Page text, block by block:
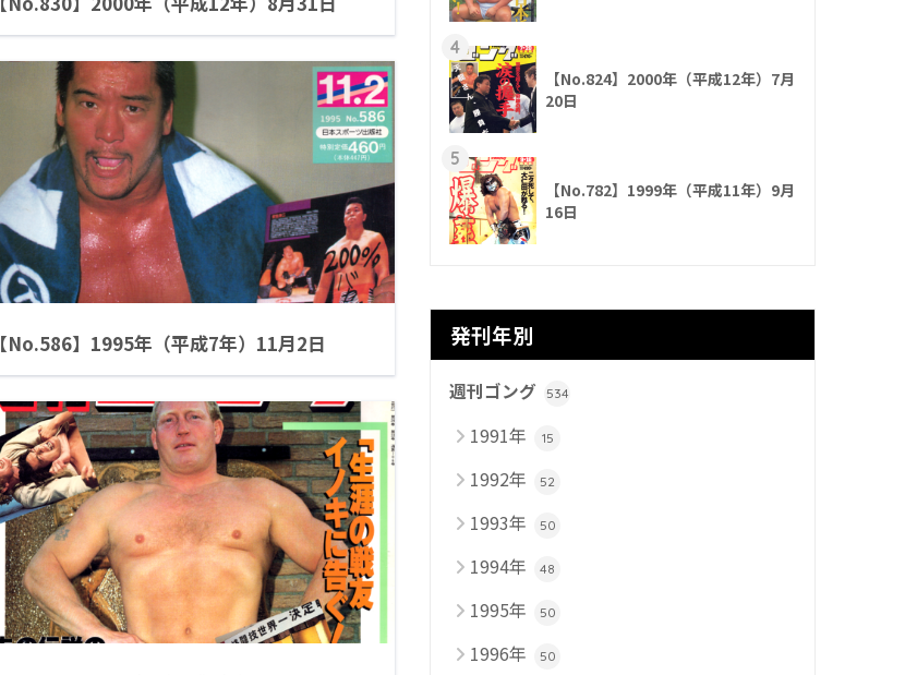
【No.586】1995年（平成7年）11月2日
4
【No.824】2000年（平成12年）7月
20日
5
【No.782】1999年（平成11年）9月
16日
発刊年別
週刊ゴング 534
1991年 15
1992年 52
1993年 50
1994年 48
1995年 50
1996年 50